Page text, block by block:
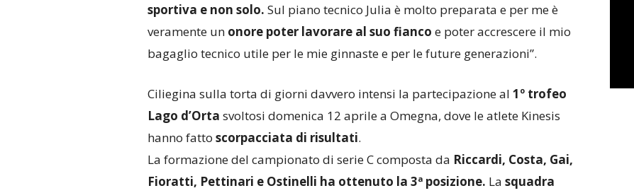
sportiva e non solo. Sul piano tecnico Julia è molto preparata e per me è
veramente un onore poter lavorare al suo fianco e poter accrescere il mio
bagaglio tecnico utile per le mie ginnaste e per le future generazioni”.
Ciliegina sulla torta di giorni davvero intensi la partecipazione al 1º trofeo
Lago d’Orta svoltosi domenica 12 aprile a Omegna, dove le atlete Kinesis
hanno fatto scorpacciata di risultati.
La formazione del campionato di serie C composta da Riccardi, Costa, Gai,
Fioratti, Pettinari e Ostinelli ha ottenuto la 3ª posizione. La squadra